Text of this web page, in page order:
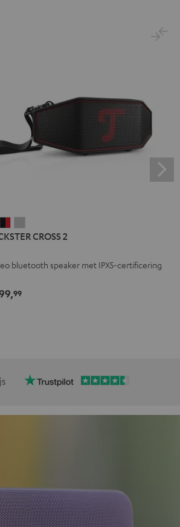
CROSS
Zwart
Rood
CROSS
Light
CROSS 2
bluetooth speaker met IPX5-certificering
99